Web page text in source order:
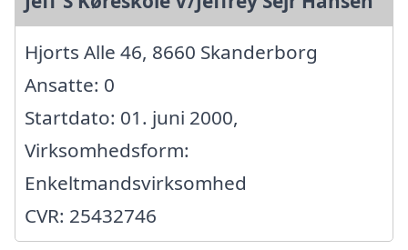
Hjorts Alle 46, 8660 Skanderborg
Ansatte: 0
Startdato: 01. juni 2000,
Virksomhedsform:
Enkeltmandsvirksomhed
CVR: 25432746